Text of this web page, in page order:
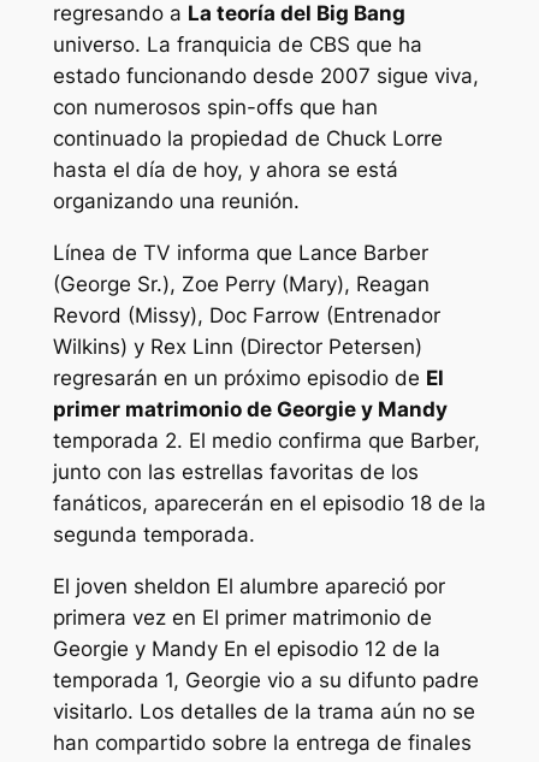
regresando a La teoría del Big Bang
universo. La franquicia de CBS que ha
estado funcionando desde 2007 sigue viva,
con numerosos spin-offs que han
continuado la propiedad de Chuck Lorre
hasta el día de hoy, y ahora se está
organizando una reunión.
Línea de TV informa que Lance Barber
(George Sr.), Zoe Perry (Mary), Reagan
Revord (Missy), Doc Farrow (Entrenador
Wilkins) y Rex Linn (Director Petersen)
regresarán en un próximo episodio de El
primer matrimonio de Georgie y Mandy
temporada 2. El medio confirma que Barber,
junto con las estrellas favoritas de los
fanáticos, aparecerán en el episodio 18 de la
segunda temporada.
El joven sheldon El alumbre apareció por
primera vez en El primer matrimonio de
Georgie y MandyEn el episodio 12 de la
temporada 1, Georgie vio a su difunto padre
visitarlo. Los detalles de la trama aún no se
han compartido sobre la entrega de finales